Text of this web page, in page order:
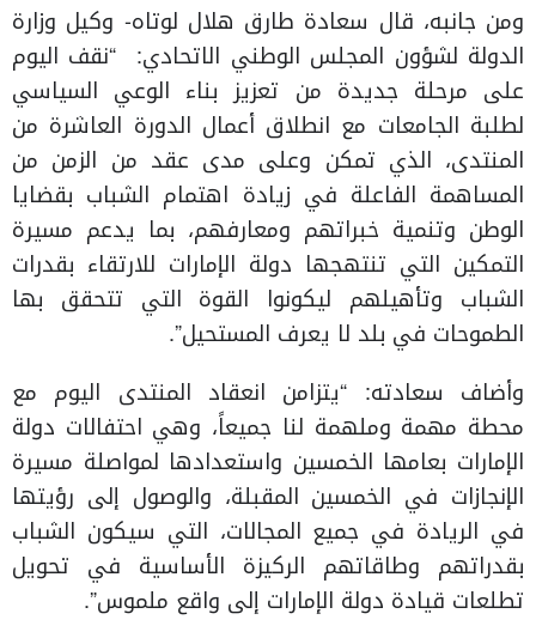
ومن جانبه، قال سعادة طارق هلال لوتاه- وكيل وزارة
الدولة لشؤون المجلس الوطني الاتحادي: “نقف اليوم
على مرحلة جديدة من تعزيز بناء الوعي السياسي
لطلبة الجامعات مع انطلاق أعمال الدورة العاشرة من
المنتدى، الذي تمكن وعلى مدى عقد من الزمن من
المساهمة الفاعلة في زيادة اهتمام الشباب بقضايا
الوطن وتنمية خبراتهم ومعارفهم، بما يدعم مسيرة
التمكين التي تنتهجها دولة الإمارات للارتقاء بقدرات
الشباب وتأهيلهم ليكونوا القوة التي تتحقق بها
الطموحات في بلد لا يعرف المستحيل”.
وأضاف سعادته: “يتزامن انعقاد المنتدى اليوم مع
محطة مهمة وملهمة لنا جميعاً، وهي احتفالات دولة
الإمارات بعامها الخمسين واستعدادها لمواصلة مسيرة
الإنجازات في الخمسين المقبلة، والوصول إلى رؤيتها
في الريادة في جميع المجالات، التي سيكون الشباب
بقدراتهم وطاقاتهم الركيزة الأساسية في تحويل
تطلعات قيادة دولة الإمارات إلى واقع ملموس”.